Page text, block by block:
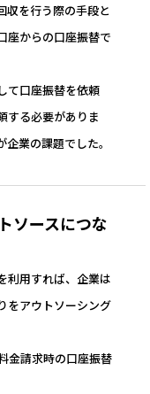
収を行う際の手段と
座からの口座振替で
て口座振替を依頼
する必要がありま
業の課題でした。
ソースにつな
利用すれば、企業は
をアウトソーシング
金請求時の口座振替